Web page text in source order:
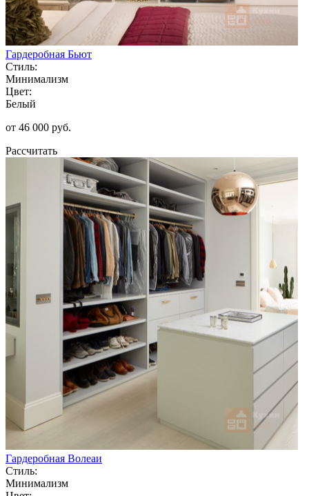
Гардеробная Бьют
Стиль:
Минимализм
Цвет:
Белый
от 46 000 руб.
Рассчитать
Гардеробная Волеаи
Стиль:
Минимализм